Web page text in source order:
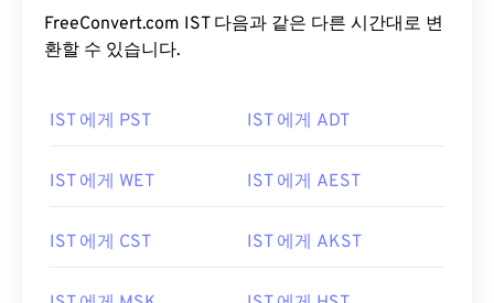
FreeConvert.com IST 다음과 같은 다른 시간대로 변
환할 수 있습니다.
IST 에게 PST IST 에게 ADT
IST 에게 WET IST 에게 AEST
IST 에게 CST IST 에게 AKST